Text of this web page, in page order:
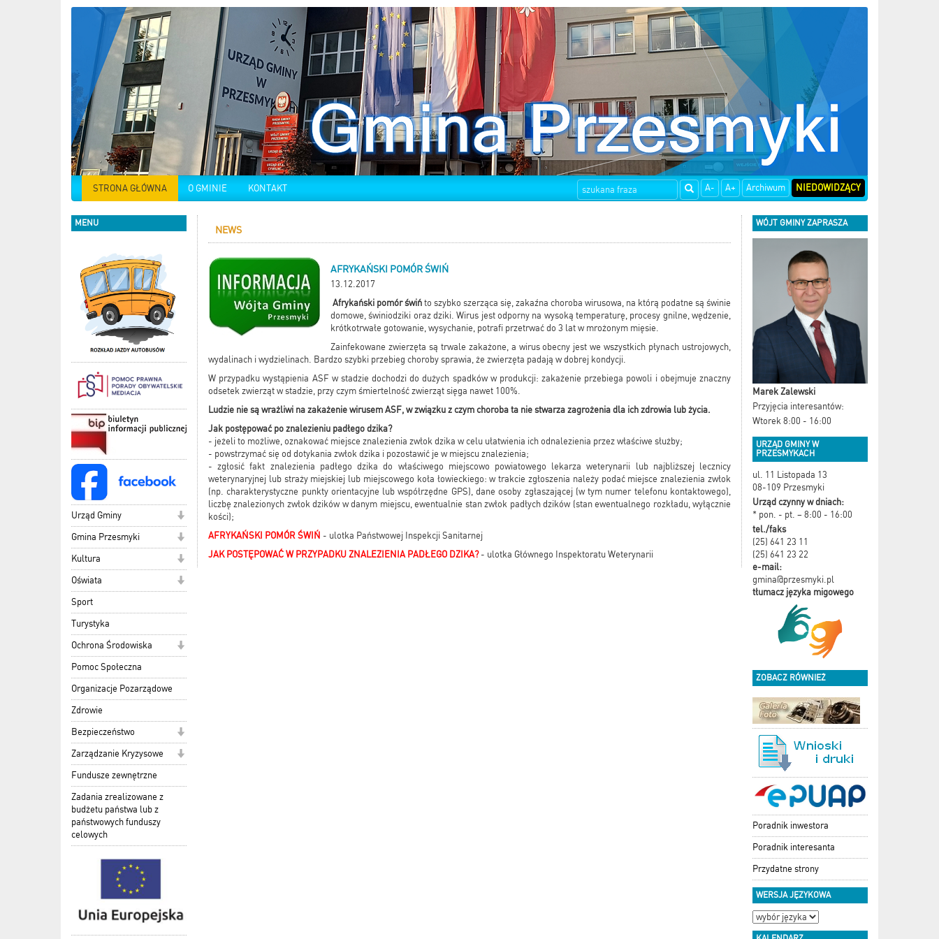
STRONA GŁÓWNA O GMINIE KONTAKT A- A+ Archiwum NIEDOWIDZĄCY
MENU
Urząd Gminy
Gmina Przesmyki
Kultura
Oświata
Sport
Turystyka
Ochrona Środowiska
Pomoc Społeczna
Organizacje Pozarządowe
Zdrowie
Bezpieczeństwo
Zarządzanie Kryzysowe
Fundusze zewnętrzne
Zadania zrealizowane z
budżetu państwa lub z
państwowych funduszy
celowych
NEWS
AFRYKAŃSKI POMÓR ŚWIŃ
13.12.2017
Afrykański pomór świń to szybko szerząca się, zakaźna choroba wirusowa, na którą podatne są świnie
domowe, świniodziki oraz dziki. Wirus jest odporny na wysoką temperaturę, procesy gnilne, wędzenie,
krótkotrwałe gotowanie, wysychanie, potrafi przetrwać do 3 lat w mrożonym mięsie.
Zainfekowane zwierzęta są trwale zakażone, a wirus obecny jest we wszystkich płynach ustrojowych,
wydalinach i wydzielinach. Bardzo szybki przebieg choroby sprawia, że zwierzęta padają w dobrej kondycji.
W przypadku wystąpienia ASF w stadzie dochodzi do dużych spadków w produkcji: zakażenie przebiega powoli i obejmuje znaczny
odsetek zwierząt w stadzie, przy czym śmiertelność zwierząt sięga nawet 100%.
Ludzie nie są wrażliwi na zakażenie wirusem ASF, w związku z czym choroba ta nie stwarza zagrożenia dla ich zdrowia lub życia.
Jak postępować po znalezieniu padłego dzika?
- jeżeli to możliwe, oznakować miejsce znalezienia zwłok dzika w celu ułatwienia ich odnalezienia przez właściwe służby;
- powstrzymać się od dotykania zwłok dzika i pozostawić je w miejscu znalezienia;
- zgłosić fakt znalezienia padłego dzika do właściwego miejscowo powiatowego lekarza weterynarii lub najbliższej lecznicy
weterynaryjnej lub straży miejskiej lub miejscowego koła łowieckiego: w trakcie zgłoszenia należy podać miejsce znalezienia zwłok
(np. charakterystyczne punkty orientacyjne lub współrzędne GPS), dane osoby zgłaszającej (w tym numer telefonu kontaktowego),
liczbę znalezionych zwłok dzików w danym miejscu, ewentualnie stan zwłok padłych dzików (stan ewentualnego rozkładu, wyłącznie
kości);
AFRYKAŃSKI POMÓR ŚWIŃ - ulotka Państwowej Inspekcji Sanitarnej
JAK POSTĘPOWAĆ W PRZYPADKU ZNALEZIENIA PADŁEGO DZIKA?- ulotka Głównego Inspektoratu Weterynarii
WÓJT GMINY ZAPRASZA
Marek Zalewski
Przyjęcia interesantów:
Wtorek 8:00 - 16:00
URZĄD GMINY W
PRZESMYKACH
ul. 11 Listopada 13
08-109 Przesmyki
Urząd czynny w dniach:
* pon. - pt. – 8:00 - 16:00
tel./faks
(25) 641 23 11
(25) 641 23 22
e-mail:
gmina@przesmyki.pl
tłumacz języka migowego
ZOBACZ RÓWNIEŻ
Poradnik inwestora
Poradnik interesanta
Przydatne strony
WERSJA JĘZYKOWA